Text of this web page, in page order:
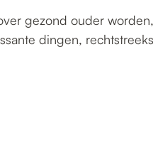
gezond ouder
dingen,